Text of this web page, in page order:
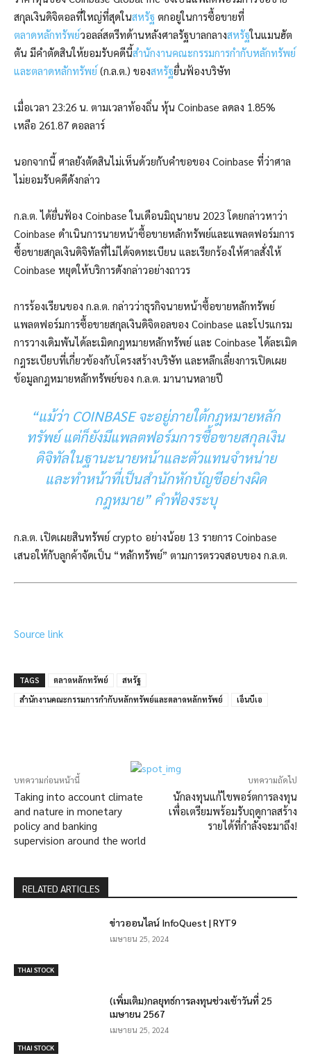
สกุลเงินดิจิตอลที่ใหญ่ที่สุดในสหรัฐ ตกอยู่ในการซื้อขายที่
ตลาดหลักทรัพย์วอลล์สตรีทด้านหลังศาลรัฐบาลกลางสหรัฐในแมนฮัต
ตัน มีคำตัดสินให้ยอมรับคดีนี้สำนักงานคณะกรรมการกำกับหลักทรัพย์
และตลาดหลักทรัพย์ (ก.ล.ต.) ของสหรัฐยื่นฟ้องบริษัท
เมื่อเวลา 23:26 น. ตามเวลาท้องถิ่น หุ้น Coinbase ลดลง 1.85%
เหลือ 261.87 ดอลลาร์
นอกจากนี้ ศาลยังตัดสินไม่เห็นด้วยกับคำขอของ Coinbase ที่ว่าศาล
ไม่ยอมรับคดีดังกล่าว
ก.ล.ต. ได้ยื่นฟ้อง Coinbase ในเดือนมิถุนายน 2023 โดยกล่าวหาว่า
Coinbase ดำเนินการนายหน้าซื้อขายหลักทรัพย์และแพลตฟอร์มการ
ซื้อขายสกุลเงินดิจิทัลที่ไม่ได้จดทะเบียน และเรียกร้องให้ศาลสั่งให้
Coinbase หยุดให้บริการดังกล่าวอย่างถาวร
การร้องเรียนของ ก.ล.ต. กล่าวว่าธุรกิจนายหน้าซื้อขายหลักทรัพย์
แพลตฟอร์มการซื้อขายสกุลเงินดิจิตอลของ Coinbase และโปรแกรม
การวางเดิมพันได้ละเมิดกฎหมายหลักทรัพย์ และ Coinbase ได้ละเมิด
กฎระเบียบที่เกี่ยวข้องกับโครงสร้างบริษัท และหลีกเลี่ยงการเปิดเผย
ข้อมูลกฎหมายหลักทรัพย์ของ ก.ล.ต. มานานหลายปี
“แม้ว่า COINBASE จะอยู่ภายใต้กฎหมายหลัก
ทรัพย์ แต่ก็ยังมีแพลตฟอร์มการซื้อขายสกุลเงิน
ดิจิทัลในฐานะนายหน้าและตัวแทนจำหน่าย
และทำหน้าที่เป็นสำนักหักบัญชีอย่างผิด
กฎหมาย” คำฟ้องระบุ
ก.ล.ต. เปิดเผยสินทรัพย์ crypto อย่างน้อย 13 รายการ Coinbase
เสนอให้กับลูกค้าจัดเป็น “หลักทรัพย์” ตามการตรวจสอบของ ก.ล.ต.
Source link
TAGS ตลาดหลักทรัพย์
สหรัฐ
สำนักงานคณะกรรมการกำกับหลักทรัพย์และตลาดหลักทรัพย์
เอ็นบีเอ
บทความก่อนหน้านี้
Taking into account climate
and nature in monetary
policy and banking
supervision around the world
บทความถัดไป
นักลงทุนแก้ไขพอร์ตการลงทุน
เพื่อเตรียมพร้อมรับฤดูกาลสร้าง
รายได้ที่กำลังจะมาถึง!
RELATED ARTICLES
THAI STOCK
ข่าวออนไลน์ InfoQuest | RYT9
เมษายน 25, 2024
THAI STOCK
(เพิ่มเติม)กลยุทธ์การลงทุนช่วงเช้าวันที่ 25
เมษายน 2567
เมษายน 25, 2024